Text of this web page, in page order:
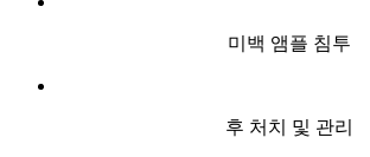
미백 앰플 침투
후 처치 및 관리